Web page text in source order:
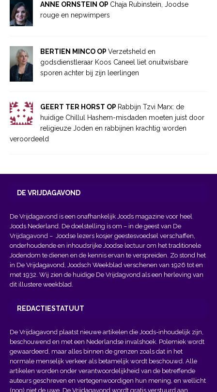
ANNE ORNSTEIN OP Chaja Rubinstein, Joodse
rouge en nepwimpers
BERTIEN MINCO OP Verzetsheld en
godsdienstleraar Koos Caneel liet onuitwisbare
sporen achter bij zijn leerlingen
GEERT TER HORST OP Rabbijn Tzvi Marx: de
huidige Chillul Hashem-misdaden moeten juist door
religieuze Joden en rabbijnen krachtig worden
veroordeeld
DE VRIJDAGAVOND
De Vrijdagavond is een onafhankelijk Joods magazine voor heel
Joods Nederland. De doelstelling is om – in de geest van De
Vrijdagavond – Joodse lezers kosjer geestesvoedsel verschaffen,
onderhoudende en inhoudsrijke Joodse lectuur om het traditionele
Jodendom te dienen en de kennis ervan te verspreiden. Zo stond het
in De Vrijdagavond, Joodsch Weekblad verschenen van 1926 tot en
met 1932. Wij zien de huidige De Vrijdagvond als een herleving van
dit illustere weekblad.
REDACTIESTATUUT
De Vrijdagavond plaatst nieuwe artikelen die Joods-inhoudelijk zijn,
beschouwend en met een Nederlandse invalshoek. Polemiek wordt
gewaardeerd, maar alles binnen de grenzen zoals dat in het
normale menselijk verkeer als betamelijk wordt beschouwd. Alle
artikelen worden onder verantwoordelijkheid van de betreffende
auteurs geschreven en vertegenwoordigen hun mening, en wellicht
(nog) niet de uwe. De Vrijdagavond wordt gratis verstuurd aan